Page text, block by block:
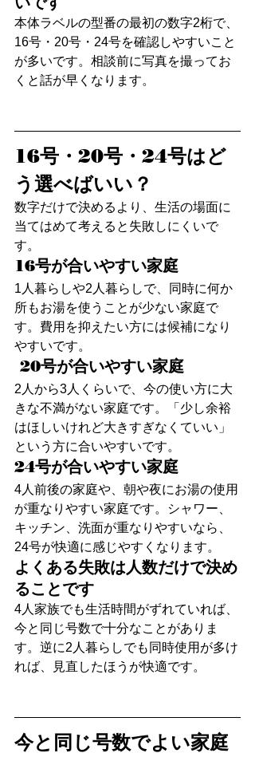
本体ラベルの型番の最初の数字2桁で、
16号・20号・24号を確認しやすいこと
が多いです。相談前に写真を撮ってお
くと話が早くなります。
16号・20号・24号はど
う選べばいい？
数字だけで決めるより、生活の場面に
当てはめて考えると失敗しにくいで
す。
16号が合いやすい家庭
1人暮らしや2人暮らしで、同時に何か
所もお湯を使うことが少ない家庭で
す。費用を抑えたい方には候補になり
やすいです。
20号が合いやすい家庭
2人から3人くらいで、今の使い方に大
きな不満がない家庭です。「少し余裕
はほしいけれど大きすぎなくていい」
という方に合いやすいです。
24号が合いやすい家庭
4人前後の家庭や、朝や夜にお湯の使用
が重なりやすい家庭です。シャワー、
キッチン、洗面が重なりやすいなら、
24号が快適に感じやすくなります。
よくある失敗は人数だけで決め
ることです
4人家族でも生活時間がずれていれば、
今と同じ号数で十分なことがありま
す。逆に2人暮らしでも同時使用が多け
れば、見直したほうが快適です。
今と同じ号数でよい家庭